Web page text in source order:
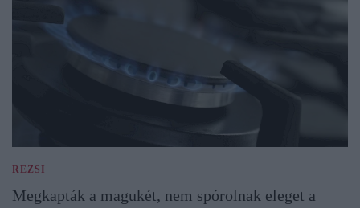
REZSI
Megkapták a magukét, nem spórolnak eleget a